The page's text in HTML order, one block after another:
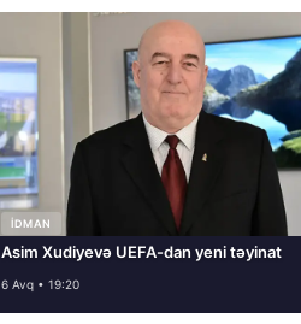
İDMAN
Asim Xudiyevə UEFA-dan yeni təyinat
6 Avq • 19:20